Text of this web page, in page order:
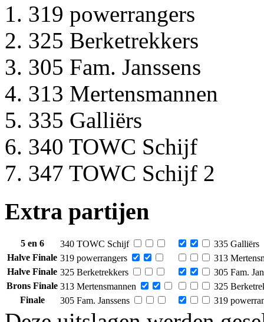
319 powerrangers
325 Berketrekkers
305 Fam. Janssens
313 Mertensmannen
335 Galliërs
340 TOWC Schijf
347 TOWC Schijf 2
Extra partijen
5 en 6 340 TOWC Schijf
335 Galliërs
Halve Finale 319 powerrangers
313
Halve Finale 325 Berketrekkers
305 Fam.
Brons Finale 313 Mertensmannen
325
Finale
305 Fam. Janssens 319